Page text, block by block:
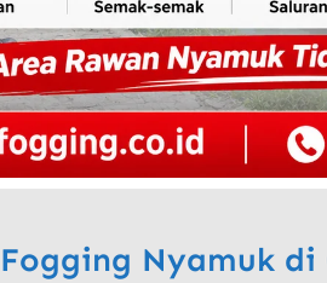
Nyamuk